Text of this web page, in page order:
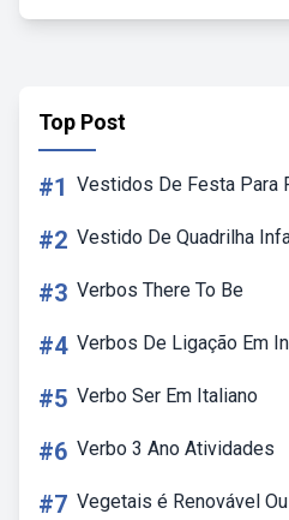
Top Post
#1 Vestidos De Festa Para
#2 Vestido De Quadrilha
#3 Verbos There To Be
#4 Verbos De Ligação Em
#5 Verbo Ser Em Italiano
#6 Verbo 3 Ano Atividades
#7 Vegetais é Renovável